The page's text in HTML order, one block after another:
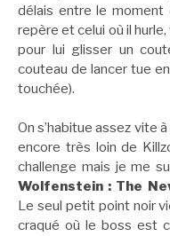
délais entre le moment
repère et celui où il
pour lui glisser un
couteau de lancer tue
touchée).
On s’habitue assez vite
encore très loin de
challenge mais je me
Wolfenstein : The
Le seul petit point noir
craqué où le boss est